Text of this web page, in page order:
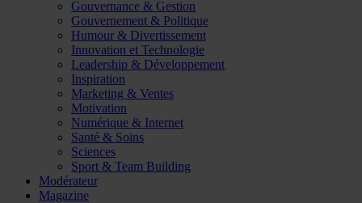
Gouvernance & Gestion
Gouvernement & Politique
Humour & Divertissement
Innovation et Technologie
Leadership & Développement
Inspiration
Marketing & Ventes
Motivation
Numérique & Internet
Santé & Soins
Sciences
Sport & Team Building
Modérateur
Magazine